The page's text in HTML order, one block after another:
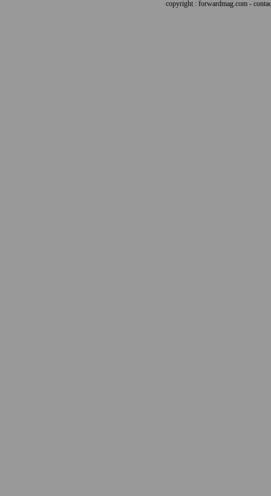
copyright : forwardmag.com -